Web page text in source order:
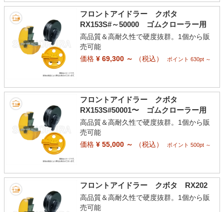
フロントアイドラー クボタ
RX153S#～50000 ゴムクローラー用
高品質＆高耐久性で硬度抜群。1個から販
売可能
価格¥ 69,300 ～ （税込） ポイント 630pt ～
フロントアイドラー クボタ
RX153S#50001〜 ゴムクローラー用
高品質＆高耐久性で硬度抜群。1個から販
売可能
価格¥ 55,000 ～ （税込） ポイント 500pt ～
フロントアイドラー クボタ RX202
高品質＆高耐久性で硬度抜群。1個から販
売可能